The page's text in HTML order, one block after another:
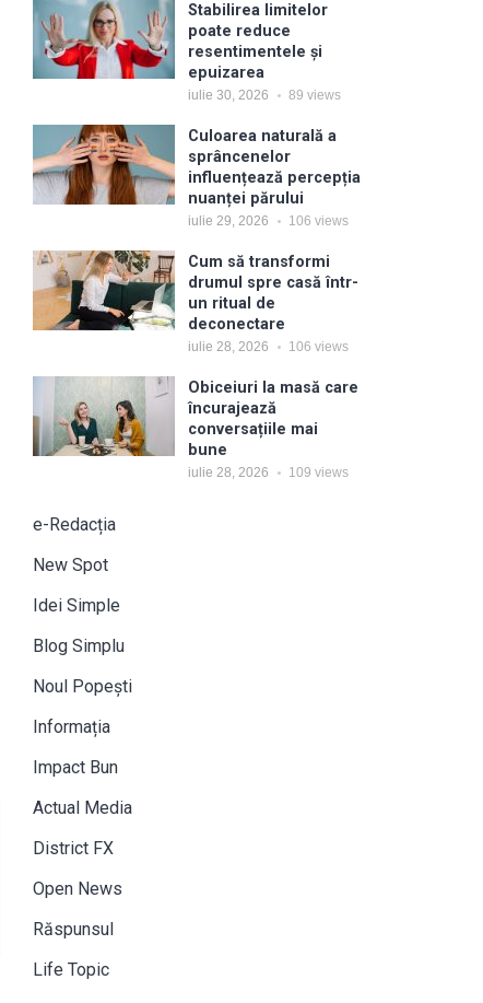
Stabilirea limitelor
poate reduce
resentimentele și
epuizarea
iulie 30, 2026 89 views
Culoarea naturală a
sprâncenelor
influențează percepția
nuanței părului
iulie 29, 2026 106 views
Cum să transformi
drumul spre casă într-
un ritual de
deconectare
iulie 28, 2026 106 views
Obiceiuri la masă care
încurajează
conversațiile mai
bune
iulie 28, 2026 109 views
e-Redacția
New Spot
Idei Simple
Blog Simplu
Noul Popești
Informația
Impact Bun
Actual Media
District FX
Open News
Răspunsul
Life Topic